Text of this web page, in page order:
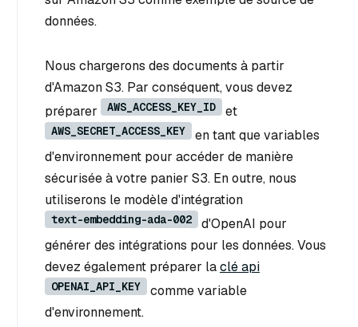
données.
Nous chargerons des documents à partir
d'Amazon S3. Par conséquent, vous devez
préparer
AWS_ACCESS_KEY_ID et
AWS_SECRET_ACCESS_KEY
en tant que variables
d'environnement pour accéder de manière
sécurisée à votre panier S3. En outre, nous
utiliserons le modèle d'intégration
text-embedding-ada-002
d'OpenAI pour
générer des intégrations pour les données. Vous
devez également préparer laclé api
OPENAI_API_KEY
comme variable
d'environnement.